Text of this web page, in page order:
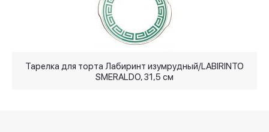
Тарелка для торта Лабиринт изумрудный/LABIRINTO
SMERALDO, 31,5 см